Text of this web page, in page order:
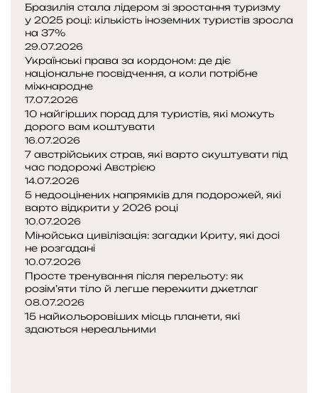
ь
,
я
к
и
й
м
о
ж
е
в
і
д
п
р
а
в
и
т
и
т
у
р
Бразилія стала лідером зі зростання туризму
у 2025 році: кількість іноземних туристів зросла
на 37%
29.07.2026
Українські права за кордоном: де діє
національне посвідчення, а коли потрібне
міжнародне
17.07.2026
10 найгірших порад для туристів, які можуть
дорого вам коштувати
16.07.2026
7 австрійських страв, які варто скуштувати під
час подорожі Австрією
14.07.2026
5 недооцінених напрямків для подорожей, які
варто відкрити у 2026 році
10.07.2026
Мінойська цивілізація: загадки Криту, які досі
не розгадані
10.07.2026
Просте тренування після перельоту: як
розім’яти тіло й легше пережити джетлаг
08.07.2026
15 найкольоровіших місць планети, які
здаються нереальними